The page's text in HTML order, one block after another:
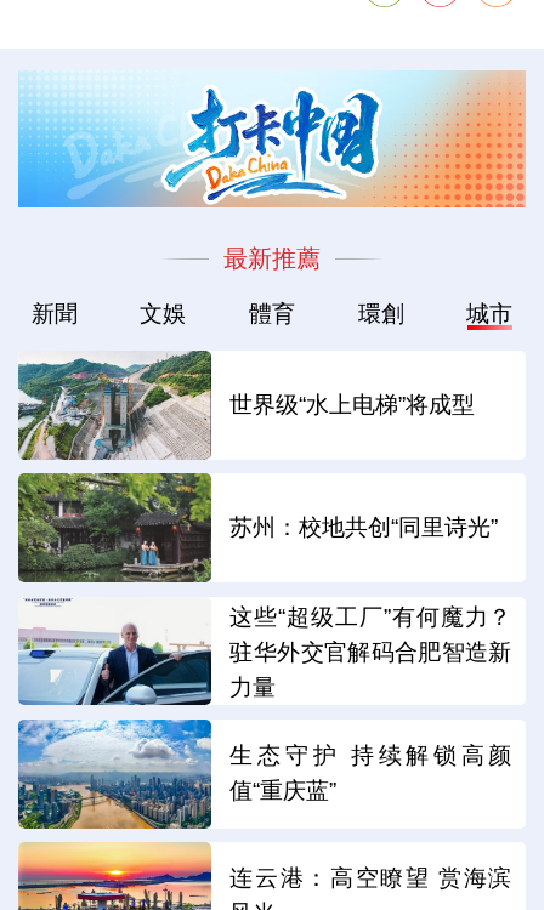
最新推薦
新聞 文娛 體育 環創 城市
世界级“水上电梯”将成型
苏州：校地共创“同里诗光”
这些“超级工厂”有何魔力？
驻华外交官解码合肥智造新
力量
生态守护 持续解锁高颜
值“重庆蓝”
连云港：高空瞭望 赏海滨